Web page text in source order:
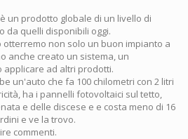
un prodotto globale di un livello di
da quelli disponibili oggi.
otterremo non solo un buon impianto a
anche creato un sistema, un
applicare ad altri prodotti.
un'auto che fa 100 chilometri con 2 litri
ha i pannelli fotovoltaici sul tetto,
e delle discese e e costa meno di 16
e ve la trovo.
commenti.